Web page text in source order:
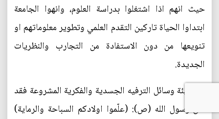
حيث انهم اذا اشتغلوا بدراسة العلوم، وانهوا الجامعة
ابتداوا الحياة تاركين التقدم العلمي وتطوير معلوماتهم او
تنويعها من دون الاستفادة من التجارب والنظريات
الجديدة.
4. تهيئة وسائل الترفيه الجسدية والفكرية المشروعة فقد
قال رسول الله (ص): (علّموا اولادكم السباحة والرماية)